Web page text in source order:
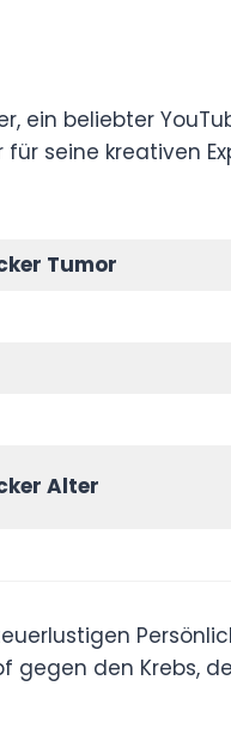
ein beliebter
für seine kreativen
Tumor
Alter
gegen den Krebs,